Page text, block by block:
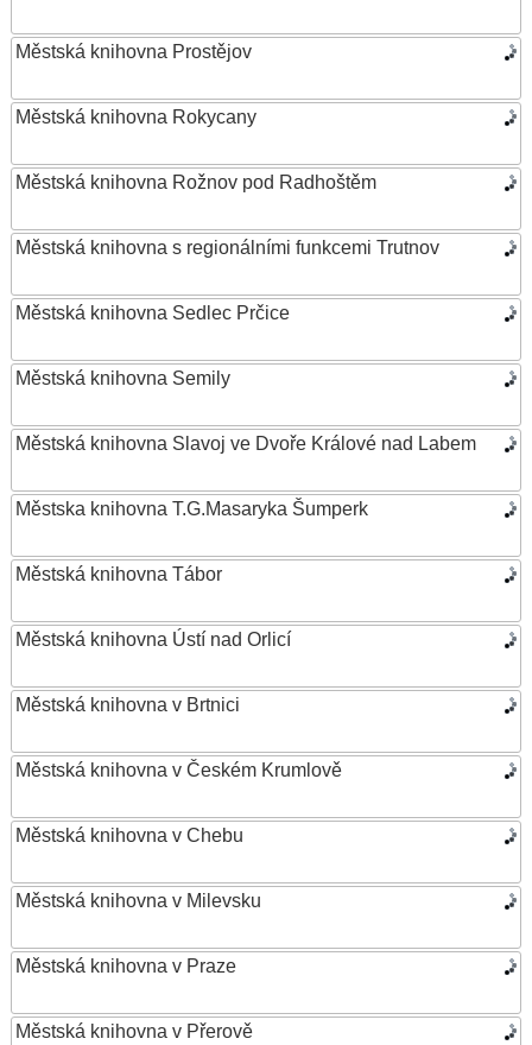
Městská knihovna Prostějov
Městská knihovna Rokycany
Městská knihovna Rožnov pod Radhoštěm
Městská knihovna s regionálními funkcemi Trutnov
Městská knihovna Sedlec Prčice
Městská knihovna Semily
Městská knihovna Slavoj ve Dvoře Králové nad Labem
Městska knihovna T.G.Masaryka Šumperk
Městská knihovna Tábor
Městská knihovna Ústí nad Orlicí
Městská knihovna v Brtnici
Městská knihovna v Českém Krumlově
Městská knihovna v Chebu
Městská knihovna v Milevsku
Městská knihovna v Praze
Městská knihovna v Přerově